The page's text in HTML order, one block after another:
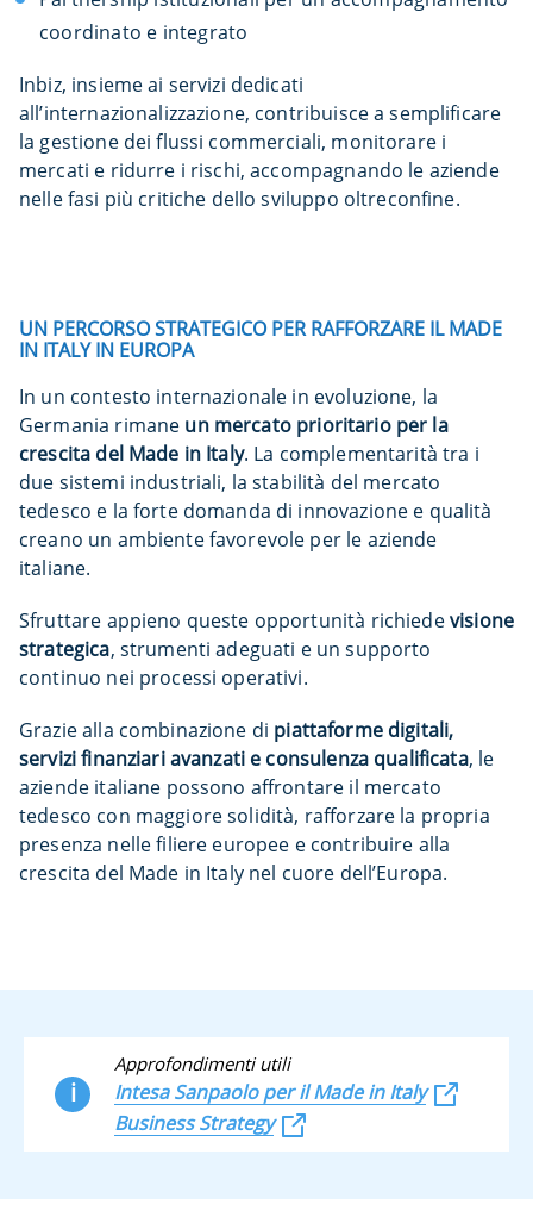
coordinato e integrato
Inbiz, insieme ai servizi dedicati
all’internazionalizzazione, contribuisce a semplificare
la gestione dei flussi commerciali, monitorare i
mercati e ridurre i rischi, accompagnando le aziende
nelle fasi più critiche dello sviluppo oltreconfine.
UN PERCORSO STRATEGICO PER RAFFORZARE IL MADE
IN ITALY IN EUROPA
In un contesto internazionale in evoluzione, la
Germania rimane un mercato prioritario per la
crescita del Made in Italy. La complementarità tra i
due sistemi industriali, la stabilità del mercato
tedesco e la forte domanda di innovazione e qualità
creano un ambiente favorevole per le aziende
italiane.
Sfruttare appieno queste opportunità richiedevisione
strategica, strumenti adeguati e un supporto
continuo nei processi operativi.
Grazie alla combinazione di piattaforme digitali,
servizi finanziari avanzati e consulenza qualificata, le
aziende italiane possono affrontare il mercato
tedesco con maggiore solidità, rafforzare la propria
presenza nelle filiere europee e contribuire alla
crescita del Made in Italy nel cuore dell’Europa.
i
Approfondimenti utili
Intesa Sanpaolo per il Made in Italy
Business Strategy